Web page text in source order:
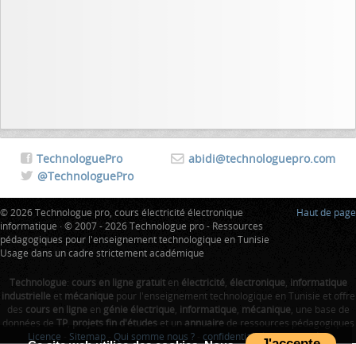
abidi@technologuepro.com
TechnologuePro
@TechnologuePro
Haut de page
© 2026 Technologue pro, cours électricité électronique
informatique · © 2007 - 2026 Technologue pro - Ressources
pédagogiques pour l'enseignement technologique en Tunisie
Usage dans un cadre strictement académique
Technologue: cours en ligne gratuiten électricité, électronique, informatique
industrielleet mécaniquepour l'enseignement technologique en Tunisie et offre
des cours en ligneen génie électrique, informatique, mécanique, une base de
données de TP, projets fin d'étudeset un annuairede ressources pédagogiques
Licence
Sitemap Qui somme nous ? confidentialité-Tunisie Index